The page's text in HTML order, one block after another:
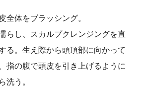
全体をブラッシング。
らし、スカルプクレンジングを直
る。生え際から頭頂部に向かって
指の腹で頭皮を引き上げるように
洗う。